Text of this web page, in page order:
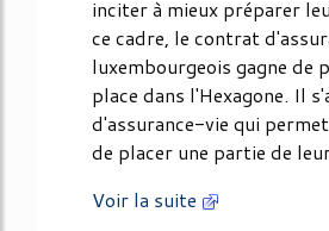
inciter à mieux préparer
ce cadre, le contrat
luxembourgeois gagne de
place dans l'Hexagone. Il
d'assurance-vie qui
de placer une partie de
Voir la suite